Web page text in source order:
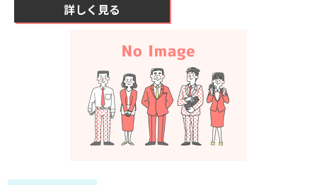
詳しく見る